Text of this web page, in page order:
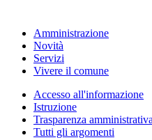
Amministrazione
Novità
Servizi
Vivere il comune
Accesso all'informazione
Istruzione
Trasparenza amministrativa
Tutti gli argomenti